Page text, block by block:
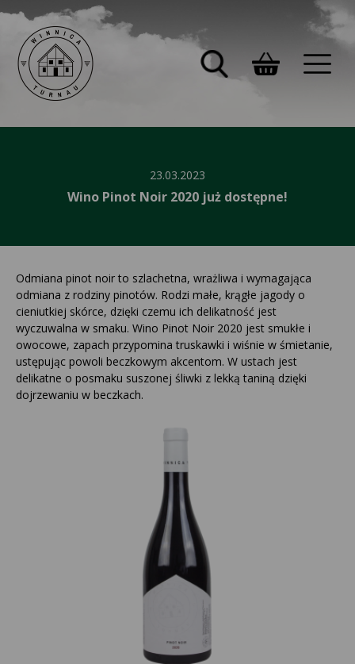
23.03.2023
Wino Pinot Noir 2020 już dostępne!
Odmiana pinot noir to szlachetna, wrażliwa i wymagająca
odmiana z rodziny pinotów. Rodzi małe, krągłe jagody o
cieniutkiej skórce, dzięki czemu ich delikatność jest
wyczuwalna w smaku. Wino Pinot Noir 2020 jest smukłe i
owocowe, zapach przypomina truskawki i wiśnie w śmietanie,
ustępując powoli beczkowym akcentom. W ustach jest
delikatne o posmaku suszonej śliwki z lekką taniną dzięki
dojrzewaniu w beczkach.